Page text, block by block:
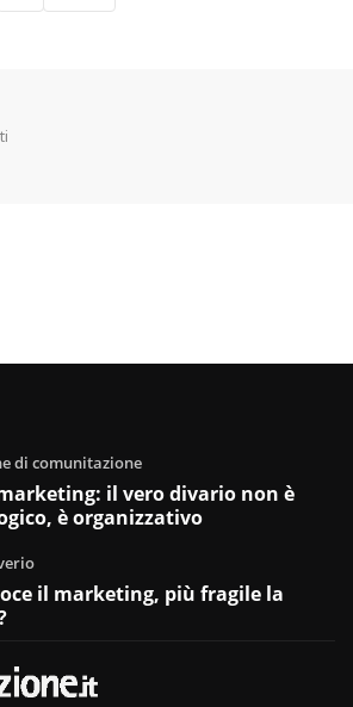
di comunitazione
il vero divario non è
è organizzativo
il marketing, più fragile la